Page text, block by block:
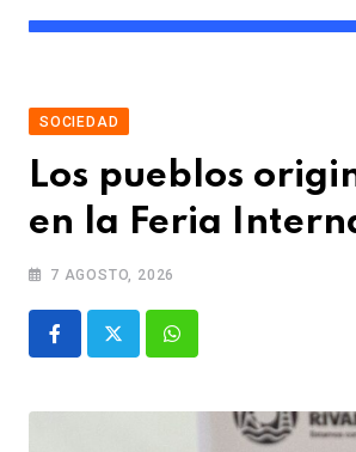
SOCIEDAD
Los pueblos
en la Feria
7 AGOSTO, 2026
Whatsapp